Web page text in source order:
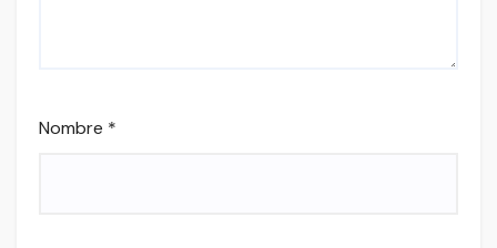
Nombre *